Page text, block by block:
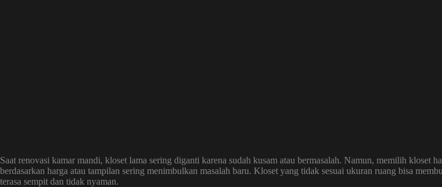
Saat renovasi kamar mandi, kloset lama sering diganti karena sudah kusam atau bermasalah. Namun, memilih kloset
berdasarkan harga atau tampilan sering menimbulkan masalah baru. Kloset yang tidak sesuai ukuran ruang bisa
terasa sempit dan tidak nyaman.